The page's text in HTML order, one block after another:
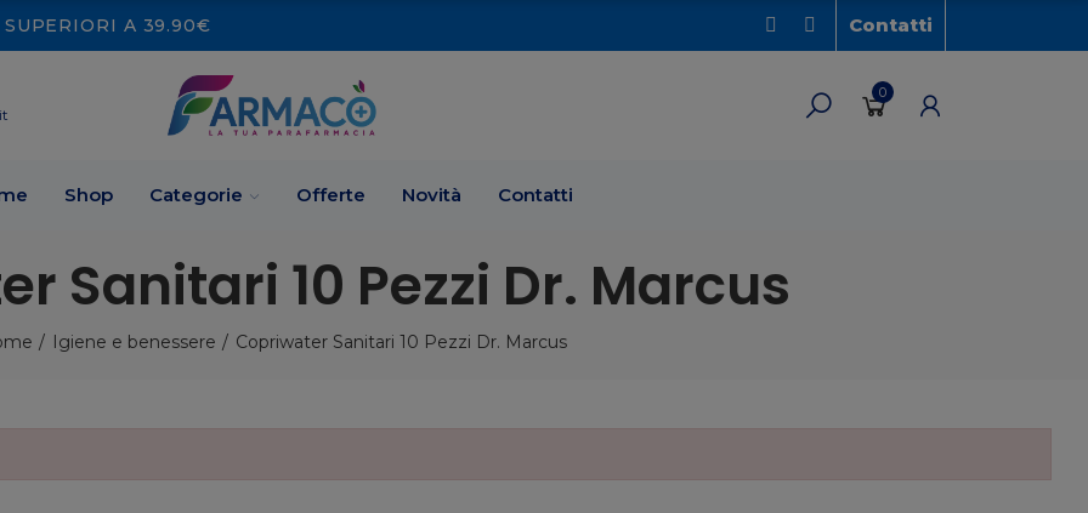
A 39.90€ Contatti
0
Shop Categorie Offerte Novità Contatti
Sanitari 10 Pezzi Dr. Marcus
Igiene e benessere Copriwater Sanitari 10 Pezzi Dr. Marcus